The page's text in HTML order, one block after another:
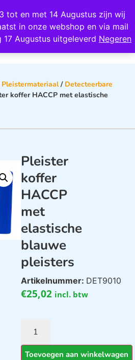
tot en met 14 Augustus zijn wij
in onze webshop en via mail
Augustus uitgeleverd Negeren
een 4,8 op Google
Pleistermateriaal/ Detecteerbare
koffer HACCP met elastische
Pleister
koffer
HACCP
met
elastische
blauwe
pleisters
Artikelnummer: DET9010
€25,02 incl. btw
Toevoegen aan winkelwagen